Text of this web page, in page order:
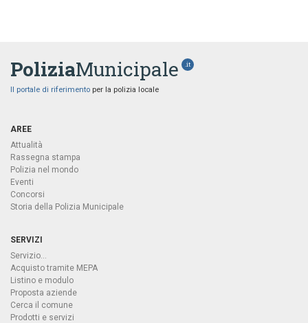
PoliziaMunicipale .it
Il portale di riferimento per la polizia locale
AREE
Attualità
Rassegna stampa
Polizia nel mondo
Eventi
Concorsi
Storia della Polizia Municipale
SERVIZI
Servizio...
Acquisto tramite MEPA
Listino e modulo
Proposta aziende
Cerca il comune
Prodotti e servizi